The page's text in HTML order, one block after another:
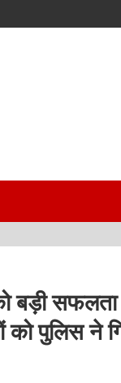
बड़ी सफलता
को पुलिस ने